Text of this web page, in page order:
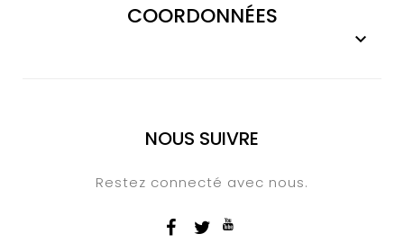
COORDONNÉES

NOUS SUIVRE
Restez connecté avec nous.